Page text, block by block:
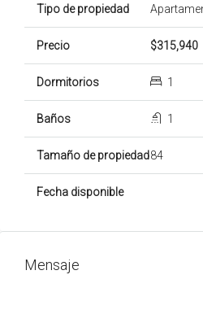
$315,940
1
1
84
Mensaje